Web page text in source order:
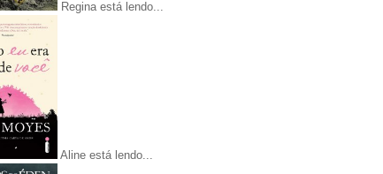
Regina está lendo...
Aline está lendo...